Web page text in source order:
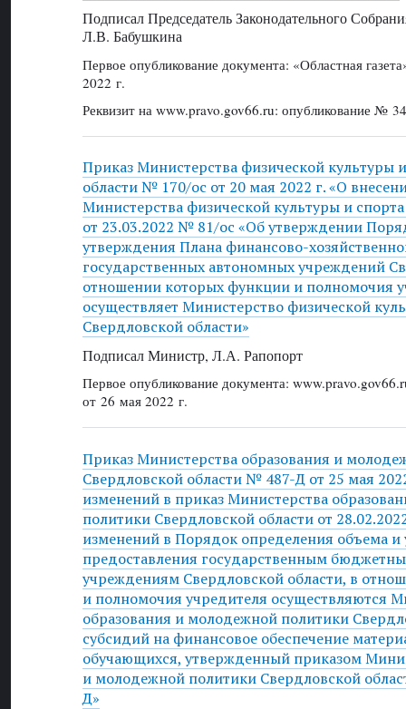
Подписал Председатель Законодательного
Л.В. Бабушкина
Первое опубликование документа: «Областная
2022 г.
Реквизит на www.pravo.gov66.ru: опубликование №
Приказ Министерства физической культуры
области № 170/ос от 20 мая 2022 г. «О
Министерства физической культуры и
от 23.03.2022 № 81/ос «Об утверждении
утверждения Плана финансово-
государственных автономных учреждений
отношении которых функции и полномочия
осуществляет Министерство физической
Свердловской области»
Подписал Министр, Л.А. Рапопорт
Первое опубликование документа:
от 26 мая 2022 г.
Приказ Министерства образования и
Свердловской области № 487-Д от 25 мая
изменений в приказ Министерства
политики Свердловской области от
изменений в Порядок определения объема и
предоставления государственным
учреждениям Свердловской области, в
и полномочия учредителя осуществляются
образования и молодежной политики
субсидий на финансовое обеспечение
обучающихся, утвержденный приказом
и молодежной политики Свердловской
Д»